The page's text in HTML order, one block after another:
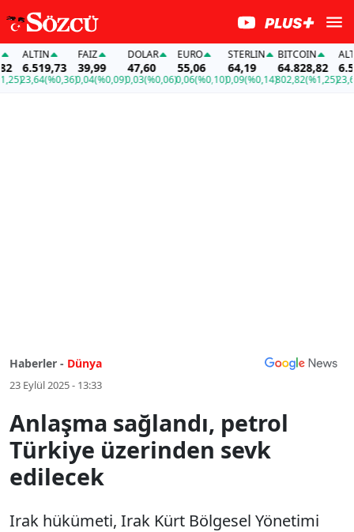
ALTIN
6.519,73
23,64(%0,36)
FAİZ
39,99
0,04(%0,09)
DOLAR
47,60
0,03(%0,06)
EURO
55,06
0,06(%0,10)
STERLIN
64,19
0,09(%0,14)
BITCOIN
64.828,82
802,82(%1,25)
ALTIN
23,64
Haberler - Dünya
23 Eylül 2025 - 13:33
Anlaşma sağlandı, petrol
Türkiye üzerinden sevk
edilecek
Irak hükümeti, Irak Kürt Bölgesel Yönetimi